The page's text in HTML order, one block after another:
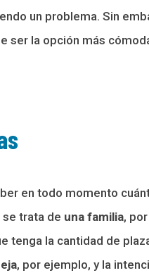
un problema. Sin
ser la opción más
en todo momento
se trata de una familia,
tenga la cantidad de
, por ejemplo, y la